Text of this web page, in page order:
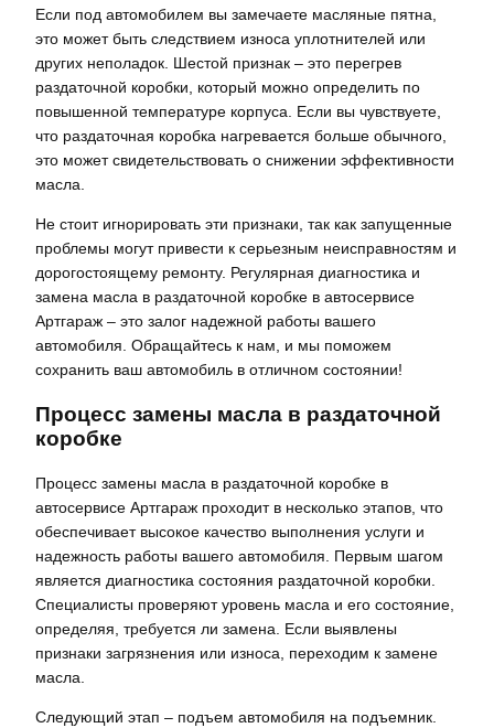
Если под автомобилем вы замечаете масляные пятна,
это может быть следствием износа уплотнителей или
других неполадок. Шестой признак – это перегрев
раздаточной коробки, который можно определить по
повышенной температуре корпуса. Если вы чувствуете,
что раздаточная коробка нагревается больше обычного,
это может свидетельствовать о снижении эффективности
масла.
Не стоит игнорировать эти признаки, так как запущенные
проблемы могут привести к серьезным неисправностям и
дорогостоящему ремонту. Регулярная диагностика и
замена масла в раздаточной коробке в автосервисе
Артгараж – это залог надежной работы вашего
автомобиля. Обращайтесь к нам, и мы поможем
сохранить ваш автомобиль в отличном состоянии!
Процесс замены масла в раздаточной
коробке
Процесс замены масла в раздаточной коробке в
автосервисе Артгараж проходит в несколько этапов, что
обеспечивает высокое качество выполнения услуги и
надежность работы вашего автомобиля. Первым шагом
является диагностика состояния раздаточной коробки.
Специалисты проверяют уровень масла и его состояние,
определяя, требуется ли замена. Если выявлены
признаки загрязнения или износа, переходим к замене
масла.
Следующий этап – подъем автомобиля на подъемник.